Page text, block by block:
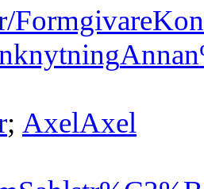
Formgivare
; AxelAxel